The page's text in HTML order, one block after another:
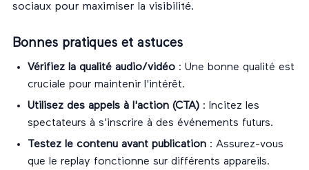
sociaux pour maximiser la visibilité.
Bonnes pratiques et astuces
Vérifiez la qualité audio/vidéo : Une bonne qualité est
cruciale pour maintenir l'intérêt.
Utilisez des appels à l'action (CTA) : Incitez les
spectateurs à s'inscrire à des événements futurs.
Testez le contenu avant publication : Assurez-vous
que le replay fonctionne sur différents appareils.